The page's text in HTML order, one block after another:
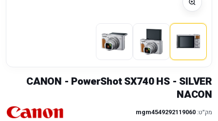
CANON - PowerShot SX740 HS - SILVER
NACON
מק״ט: mgm4549292119060